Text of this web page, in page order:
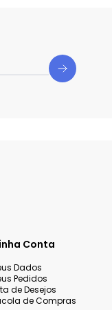
Conta
Dados
Pedidos
de Desejos
de Compras